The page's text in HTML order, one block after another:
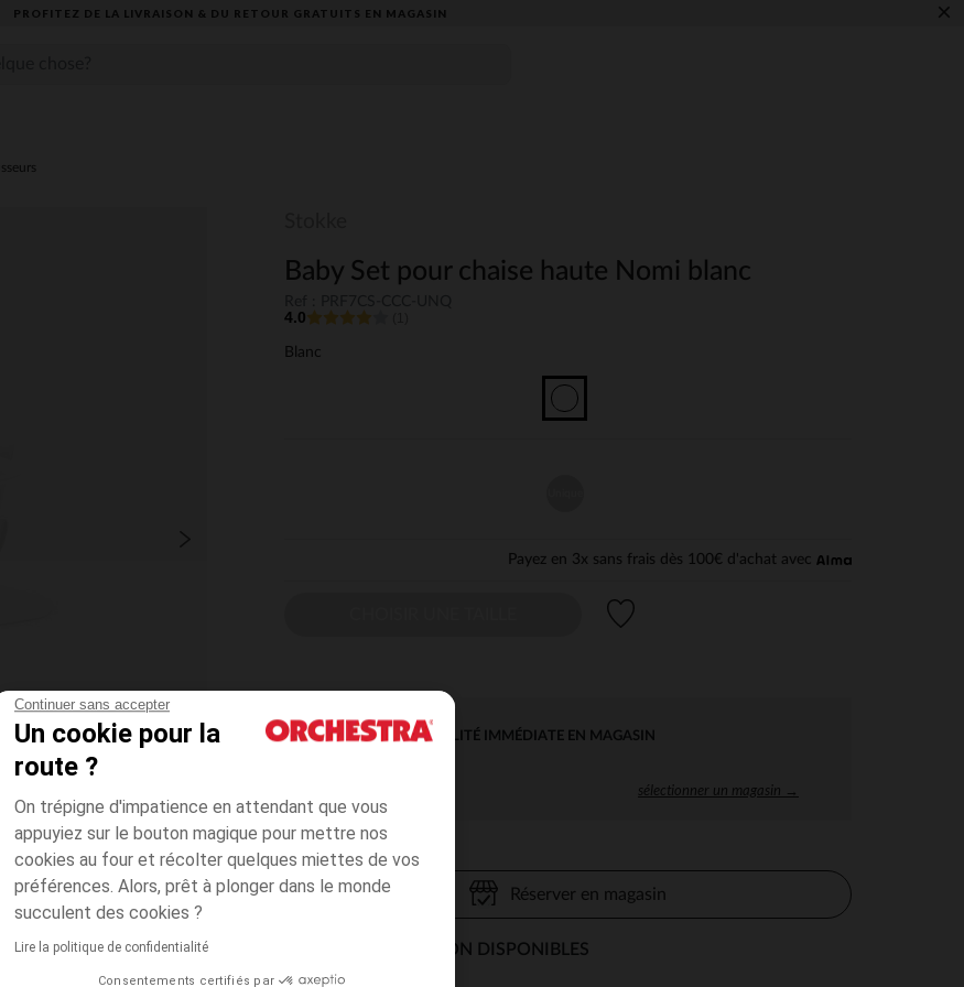
Continuer sans accepter
Un cookie pour la
route ?
On trépigne d'impatience en attendant que vous
appuyiez sur le bouton magique pour mettre nos
cookies au four et récolter quelques miettes de vos
préférences. Alors, prêt à plonger dans le monde
succulent des cookies ?
Lire la politique de confidentialité
Consentements certifiés par
PROFITEZ DE LA LIVRAISON & DU RETOUR GRATUITS EN MAGASIN​ ×
Baby Set pour chaise haute Nomi blanc
4.0
Blanc
Payez en 3x sans frais dès 100€ d'achat avec
DISPONIBILITÉ IMMÉDIATE EN MAGASIN
sélectionner un magasin →
Réserver en magasin
MODES DE LIVRAISON DISPONIBLES